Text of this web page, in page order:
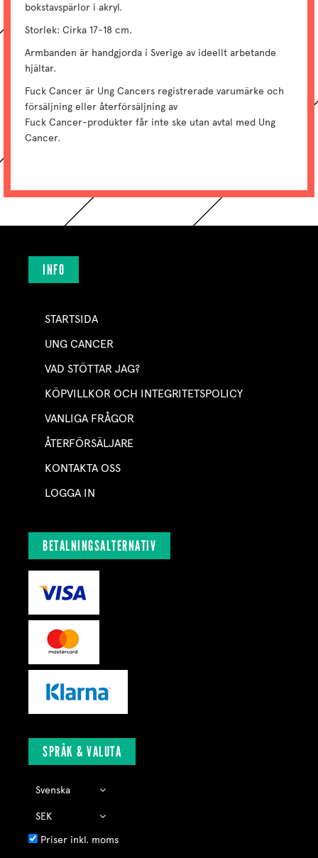
bokstavspärlor i akryl.
Storlek: Cirka 17-18 cm.
Armbanden är handgjorda i Sverige av ideellt arbetande
hjältar.
Fuck Cancer är Ung Cancers registrerade varumärke och
försäljning eller återförsäljning av
Fuck Cancer-produkter får inte ske utan avtal med Ung
Cancer.
INFO
STARTSIDA
UNG CANCER
VAD STÖTTAR JAG?
KÖPVILLKOR OCH INTEGRITETSPOLICY
VANLIGA FRÅGOR
ÅTERFÖRSÄLJARE
KONTAKTA OSS
LOGGA IN
BETALNINGSALTERNATIV
SPRÅK & VALUTA
Priser inkl. moms